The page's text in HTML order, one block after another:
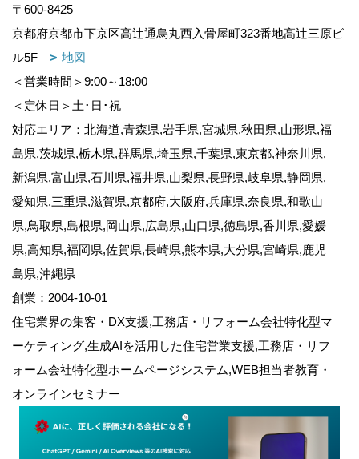
〒600-8425
京都府京都市下京区高辻通烏丸西入骨屋町323番地高辻三原ビ
ル5F
地図
＜営業時間＞9:00～18:00
＜定休日＞土･日･祝
対応エリア：北海道,青森県,岩手県,宮城県,秋田県,山形県,福
島県,茨城県,栃木県,群馬県,埼玉県,千葉県,東京都,神奈川県,
新潟県,富山県,石川県,福井県,山梨県,長野県,岐阜県,静岡県,
愛知県,三重県,滋賀県,京都府,大阪府,兵庫県,奈良県,和歌山
県,鳥取県,島根県,岡山県,広島県,山口県,徳島県,香川県,愛媛
県,高知県,福岡県,佐賀県,長崎県,熊本県,大分県,宮崎県,鹿児
島県,沖縄県
創業：2004-10-01
住宅業界の集客・DX支援,工務店・リフォーム会社特化型マ
ーケティング,生成AIを活用した住宅営業支援,工務店・リフ
ォーム会社特化型ホームページシステム,WEB担当者教育・
オンラインセミナー